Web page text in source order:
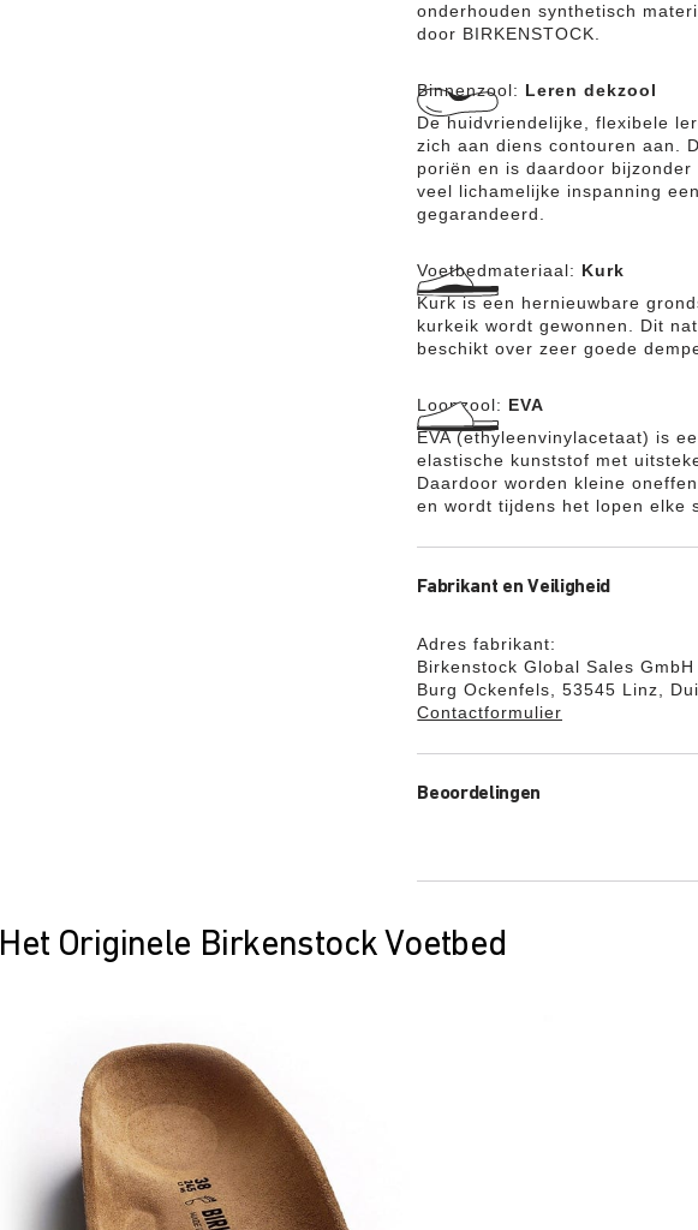
onderhouden synthetisch
door BIRKENSTOCK.
Binnenzool: Leren dekzool
De huidvriendelijke, flexibele
zich aan diens contouren aan.
poriën en is daardoor
veel lichamelijke inspanning
gegarandeerd.
Voetbedmateriaal: Kurk
Kurk is een hernieuwbare
kurkeik wordt gewonnen. Dit
beschikt over zeer goede
Loopzool: EVA
EVA (ethyleenvinylacetaat) is
elastische kunststof met
Daardoor worden kleine
en wordt tijdens het lopen elke
Fabrikant en Veiligheid
Adres fabrikant:
Birkenstock Global Sales GmbH
Burg Ockenfels, 53545 Linz,
Contactformulier
Beoordelingen
Het Originele Birkenstock Voetbed